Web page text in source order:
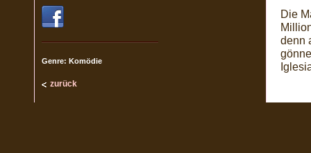
Genre: Komödie
zurück
Die
denn